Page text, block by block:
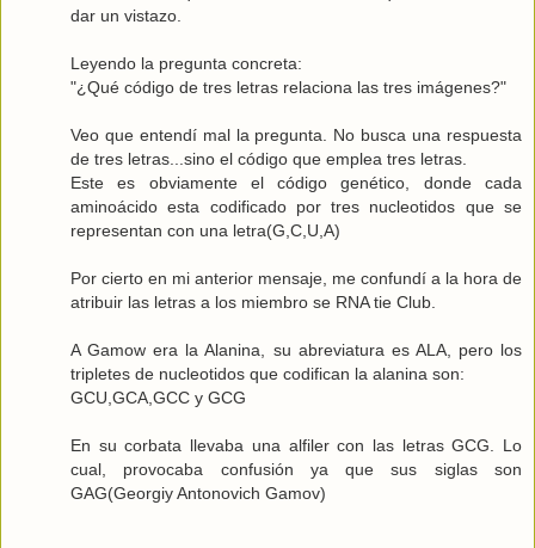
dar un vistazo.
Leyendo la pregunta concreta:
"¿Qué código de tres letras relaciona las tres imágenes?"
Veo que entendí mal la pregunta. No busca una respuesta
de tres letras...sino el código que emplea tres letras.
Este es obviamente elcódigo genético, donde cada
aminoácido esta codificado por tres nucleotidos que se
representan con una letra(G,C,U,A)
Por cierto en mi anterior mensaje, me confundí a la hora de
atribuir las letras a los miembro se RNA tie Club.
A Gamow era la Alanina, su abreviatura es ALA, pero los
tripletes de nucleotidos que codifican la alanina son:
GCU,GCA,GCC y GCG
En su corbata llevaba una alfiler con las letras GCG. Lo
cual, provocaba confusión ya que sus siglas son
GAG(Georgiy Antonovich Gamov)